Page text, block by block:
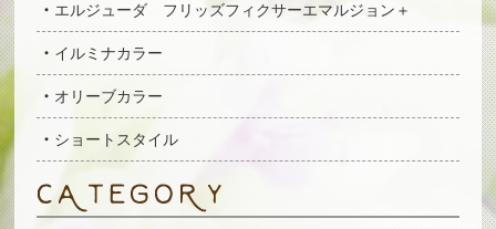
エルジューダ フリッズフィクサーエマルジョン＋
イルミナカラー
オリーブカラー
ショートスタイル